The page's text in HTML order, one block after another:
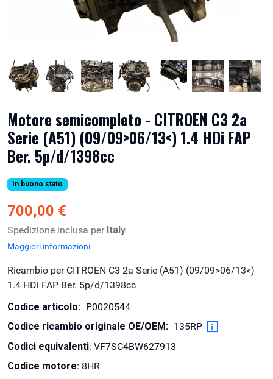
Motore semicompleto - CITROEN C3 2a
Serie (A51) (09/09>06/13<) 1.4 HDi FAP
Ber. 5p/d/1398cc
In buono stato
700,00 €
Spedizione inclusa per Italy
Maggiori informazioni
Ricambio per CITROEN C3 2a Serie (A51) (09/09>06/13<)
1.4 HDi FAP Ber. 5p/d/1398cc
Codice articolo: P0020544
Codice ricambio originale OE/OEM: 135RP
Codici equivalenti: VF7SC4BW627913
Codice motore: 8HR